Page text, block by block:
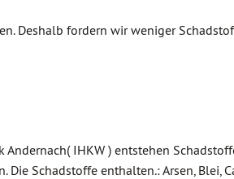
Deshalb fordern wir weniger
IHKW ) entstehen
Schadstoffe enthalten.: Arsen, Blei,